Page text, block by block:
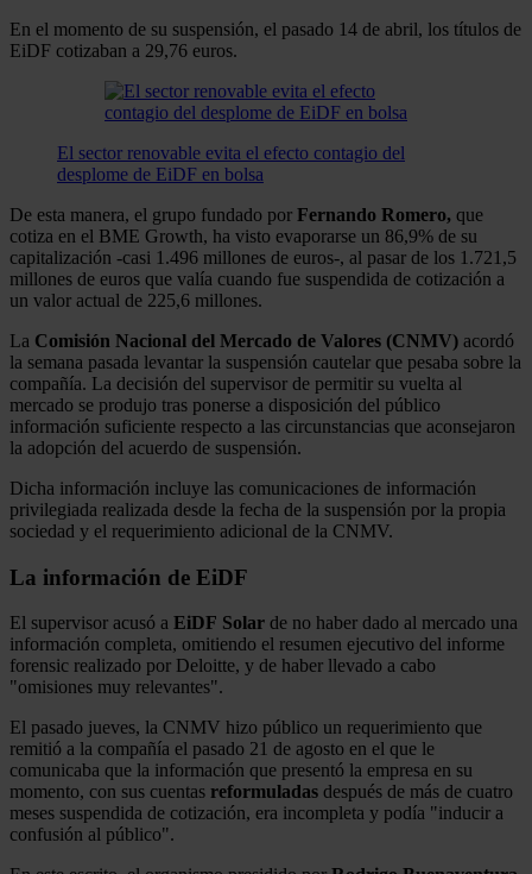
En el momento de su suspensión, el pasado 14 de abril, los títulos de
EiDF cotizaban a 29,76 euros.
El sector renovable evita el efecto contagio del
desplome de EiDF en bolsa
De esta manera, el grupo fundado por Fernando Romero, que
cotiza en el BME Growth, ha visto evaporarse un 86,9% de su
capitalización -casi 1.496 millones de euros-, al pasar de los 1.721,5
millones de euros que valía cuando fue suspendida de cotización a
un valor actual de 225,6 millones.
La Comisión Nacional del Mercado de Valores (CNMV) acordó
la semana pasada levantar la suspensión cautelar que pesaba sobre la
compañía. La decisión del supervisor de permitir su vuelta al
mercado se produjo tras ponerse a disposición del público
información suficiente respecto a las circunstancias que aconsejaron
la adopción del acuerdo de suspensión.
Dicha información incluye las comunicaciones de información
privilegiada realizada desde la fecha de la suspensión por la propia
sociedad y el requerimiento adicional de la CNMV.
La información de EiDF
El supervisor acusó a EiDF Solar de no haber dado al mercado una
información completa, omitiendo el resumen ejecutivo del informe
forensic realizado por Deloitte, y de haber llevado a cabo
"omisiones muy relevantes".
El pasado jueves, la CNMV hizo público un requerimiento que
remitió a la compañía el pasado 21 de agosto en el que le
comunicaba que la información que presentó la empresa en su
momento, con sus cuentas reformuladas después de más de cuatro
meses suspendida de cotización, era incompleta y podía "inducir a
confusión al público".